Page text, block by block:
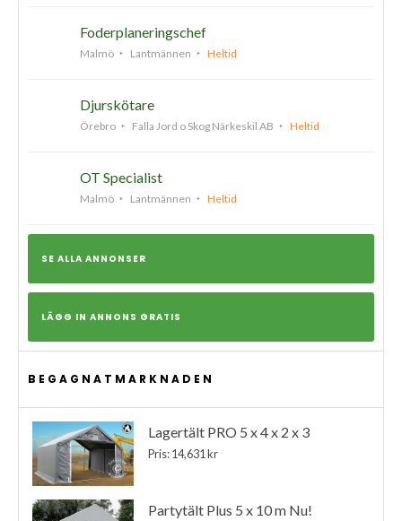
Foderplaneringschef
Malmö Lantmännen Heltid
Djurskötare
Örebro Falla Jord o Skog Närkeskil AB Heltid
OT Specialist
Malmö Lantmännen Heltid
SE ALLA ANNONSER
LÄGG IN ANNONS GRATIS
BEGAGNATMARKNADEN
Lagertält PRO 5 x 4 x 2 x 3
Pris: 14,631 kr
Partytält Plus 5 x 10 m Nu!